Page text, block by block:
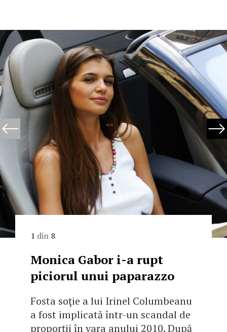
1 din 8
Monica Gabor i-a rupt
piciorul unui paparazzo
Fosta soţie a lui Irinel Columbeanu
a fost implicată într-un scandal de
proporţii în vara anului 2010. După